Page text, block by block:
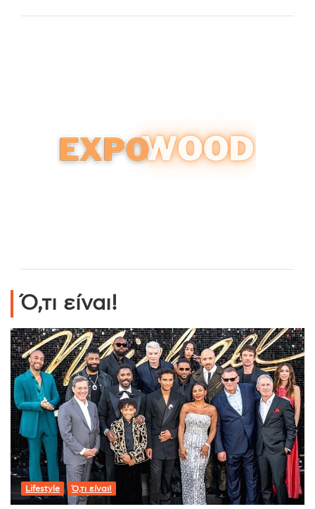
Ό,τι είναι!
Lifestyle Ό,τι είναι!